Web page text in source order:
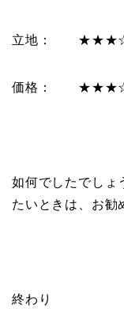
立地：
価格：
如何でしたでしょ
たいときは、お勧
終わり